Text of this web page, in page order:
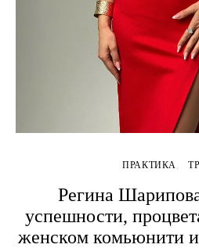
ПРАКТИКА
Регина
успешности,
женском комьюнити и